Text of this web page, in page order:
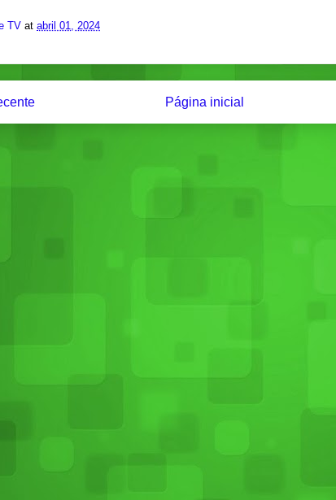
TV at abril 01, 2024
Página inicial